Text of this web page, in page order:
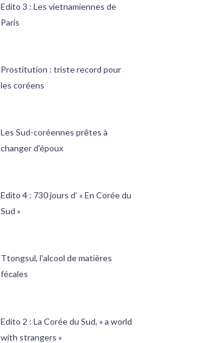
Edito 3 : Les vietnamiennes de
Paris
Prostitution : triste record pour
les coréens
Les Sud-coréennes prêtes à
changer d'époux
Edito 4 : 730 jours d’ « En Corée du
Sud »
Ttongsul, l'alcool de matières
fécales
Edito 2 : La Corée du Sud, « a world
with strangers »